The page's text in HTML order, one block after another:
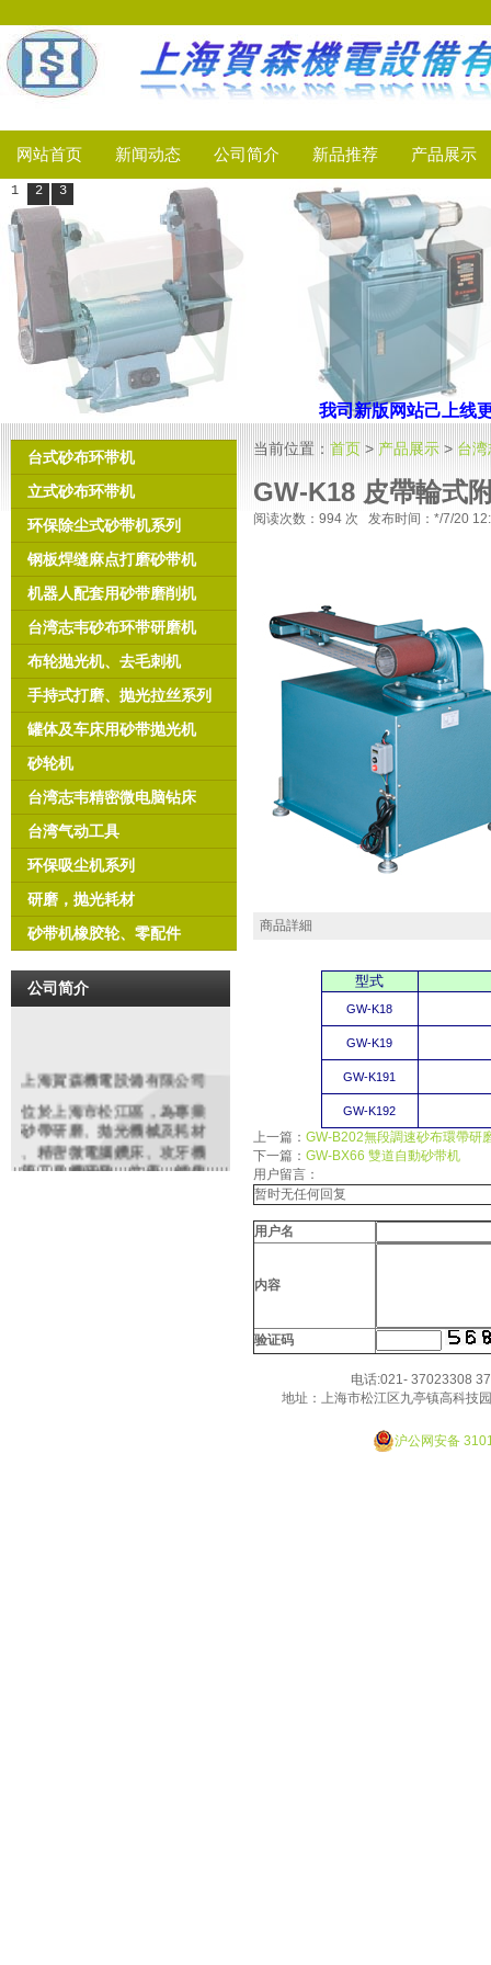
网站首页 新闻动态 公司简介 新品推荐 产品展示
1 2 3
台式砂布环带机
立式砂布环带机
环保除尘式砂带机系列
钢板焊缝麻点打磨砂带机
机器人配套用砂带磨削机
台湾志韦砂布环带研磨机
布轮抛光机、去毛刺机
手持式打磨、抛光拉丝系列
罐体及车床用砂带抛光机
砂轮机
台湾志韦精密微电脑钻床
台湾气动工具
环保吸尘机系列
研磨，抛光耗材
砂带机橡胶轮、零配件
公司简介
上海賀森機電設備有限公司
位於上海市松江區，為專業
砂帶研磨 、拋光機械及耗材
、精密微電腦鑽床、攻牙機
等工具機研發、生產、銷售
当前位置： 首页 > 产品展示 > 台
GW-K18 皮帶輪式
阅读次数： 994 次 发布时间：*/7/20
商品詳細
型式
GW-K18
GW-K19
GW-K191
GW-K192
上一篇： GW-B202無段調速砂布環帶研
下一篇： GW-BX66 雙道自動砂带机
用户留言：
暂时无任何回复
用户名
内容
验证码
电话:021- 37023308
地址：上海市松江区九亭镇高科技
沪公网安备